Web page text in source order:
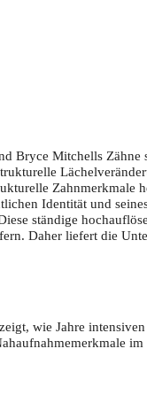
Mitchells Zähne
Identität und
ständige
Daher liefert die
wie Jahre